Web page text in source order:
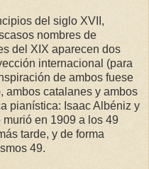
del siglo XVII,
nombres de
del XIX aparecen dos
internacional (para
de ambos fuese
ambos catalanes y ambos
pianística: Isaac Albéniz y
en 1909 a los 49
tarde, y de forma
49.